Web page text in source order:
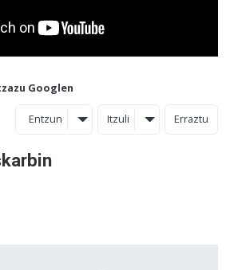
Googlen
Entzun Itzuli Erraztu